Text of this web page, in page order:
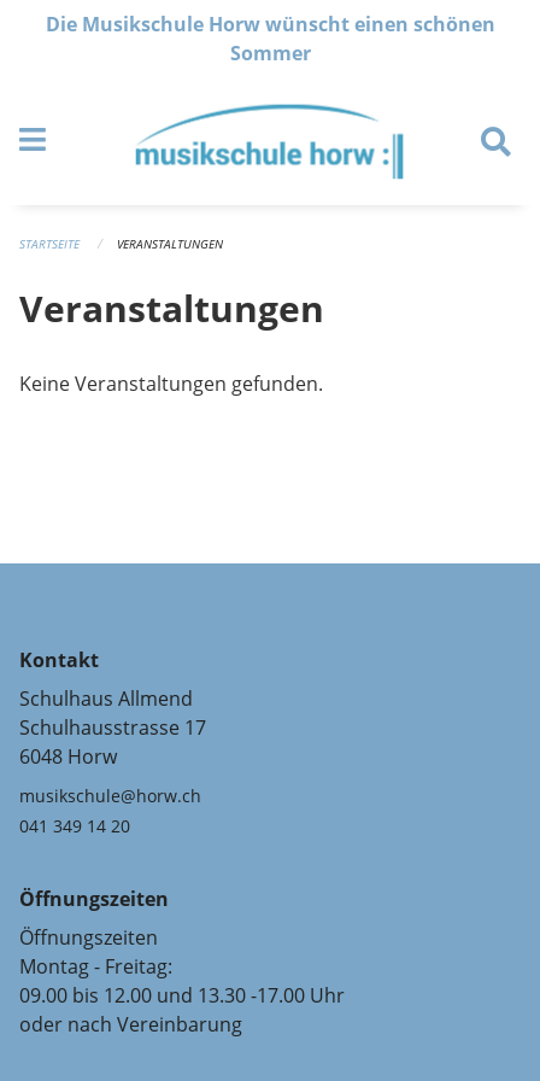
Navigation überspringen
Die Musikschule Horw wünscht einen schönen
Sommer
STARTSEITE VERANSTALTUNGEN
Veranstaltungen
Keine Veranstaltungen gefunden.
Kontakt
Schulhaus Allmend
Schulhausstrasse 17
6048 Horw
musikschule@horw.ch
041 349 14 20
Öffnungszeiten
Öffnungszeiten
Montag - Freitag:
09.00 bis 12.00 und 13.30 -17.00 Uhr
oder nach Vereinbarung